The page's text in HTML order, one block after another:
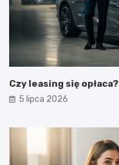
Czy leasing się opłaca?
5 lipca 2026